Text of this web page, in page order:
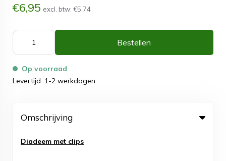
€6,95 excl. btw: €5,74
Bestellen
Op voorraad
Levertijd: 1-2 werkdagen
Omschrijving
Diadeem met clips